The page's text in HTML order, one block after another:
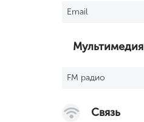
Email
Мультимедия
FM радио
Связь